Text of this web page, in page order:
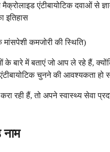
एंटीबायोटिक दवाओं से
इतिहास
मांसपेशी कमजोरी की स्थिति)
बारे में बताएं जो आप ले रहे हैं,
चुनने की आवश्यकता हो
रही हैं, तो अपने स्वास्थ्य सेवा
नाम